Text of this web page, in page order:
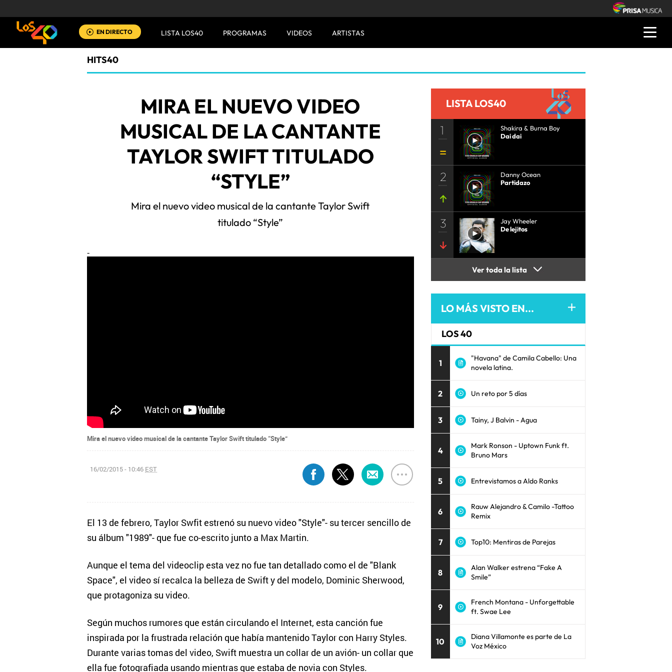
EN DIRECTO LISTA LOS40 PROGRAMAS VIDEOS ARTISTAS
HITS40
MIRA EL NUEVO VIDEO
MUSICAL DE LA CANTANTE
TAYLOR SWIFT TITULADO
“STYLE”
Mira el nuevo video musical de la cantante Taylor Swift
titulado “Style”
-
Mira el nuevo video musical de la cantante Taylor Swift titulado “Style”
16/02/2015 - 10:46 EST
El 13 de febrero, Taylor Swfit estrenó su nuevo video "Style"- su tercer sencillo de
su álbum "1989"- que fue co-escrito junto a Max Martin.
Aunque el tema del videoclip esta vez no fue tan detallado como el de "Blank
Space", el video sí recalca la belleza de Swift y del modelo, Dominic Sherwood,
que protagoniza su video.
Según muchos rumores que están circulando el Internet, esta canción fue
inspirada por la frustrada relación que había mantenido Taylor con Harry Styles.
Durante varias tomas del video, Swift muestra un collar de un avión- un collar que
ella fue fotografiada usando mientras que estaba de novia con Styles.
LISTA LOS40
1
Shakira & Burna Boy
Dai dai
2
Danny Ocean
Partidazo
3
Jay Wheeler
De lejitos
Ver toda la lista
LO MÁS VISTO EN...
LOS 40
1
"Havana" de Camila Cabello: Una
novela latina.
2 Un reto por 5 días
3 Tainy, J Balvin - Agua
4
Mark Ronson - Uptown Funk ft.
Bruno Mars
5 Entrevistamos a Aldo Ranks
6
Rauw Alejandro & Camilo -Tattoo
Remix
7 Top10: Mentiras de Parejas
8
Alan Walker estrena “Fake A
Smile”
9
French Montana - Unforgettable
ft. Swae Lee
10
Diana Villamonte es parte de La
Voz México